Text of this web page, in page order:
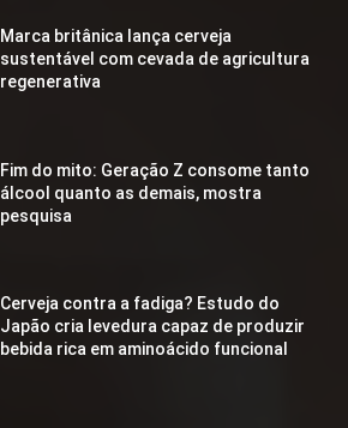
Marca britânica lança cerveja
sustentável com cevada de agricultura
regenerativa
Fim do mito: Geração Z consome tanto
álcool quanto as demais, mostra
pesquisa
Cerveja contra a fadiga? Estudo do
Japão cria levedura capaz de produzir
bebida rica em aminoácido funcional